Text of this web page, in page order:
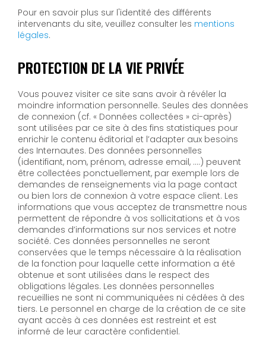
Pour en savoir plus sur l'identité des différents
intervenants du site, veuillez consulter les mentions
légales.
PROTECTION DE LA VIE PRIVÉE
Vous pouvez visiter ce site sans avoir à révéler la
moindre information personnelle. Seules des données
de connexion (cf. « Données collectées » ci-après)
sont utilisées par ce site à des fins statistiques pour
enrichir le contenu éditorial et l’adapter aux besoins
des Internautes. Des données personnelles
(identifiant, nom, prénom, adresse email, ….) peuvent
être collectées ponctuellement, par exemple lors de
demandes de renseignements via la page contact
ou bien lors de connexion à votre espace client. Les
informations que vous acceptez de transmettre nous
permettent de répondre à vos sollicitations et à vos
demandes d’informations sur nos services et notre
société. Ces données personnelles ne seront
conservées que le temps nécessaire à la réalisation
de la fonction pour laquelle cette information a été
obtenue et sont utilisées dans le respect des
obligations légales. Les données personnelles
recueillies ne sont ni communiquées ni cédées à des
tiers. Le personnel en charge de la création de ce site
ayant accès à ces données est restreint et est
informé de leur caractère confidentiel.